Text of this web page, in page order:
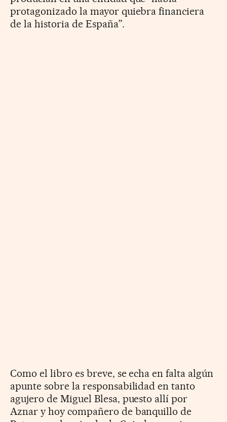
protagonizado la mayor quiebra financiera
de la historia de España”.
Como el libro es breve, se echa en falta algún
apunte sobre la responsabilidad en tanto
agujero de Miguel Blesa, puesto allí por
Aznar y hoy compañero de banquillo de